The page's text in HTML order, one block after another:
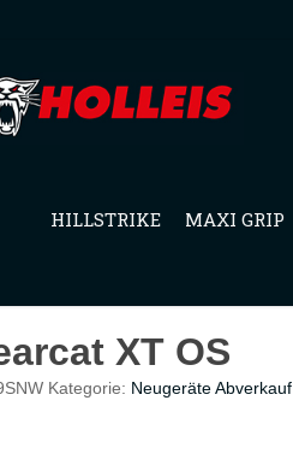
HILLSTRIKE MAXI GRIP
XT OS
Kategorie: Neugeräte Abverkauf